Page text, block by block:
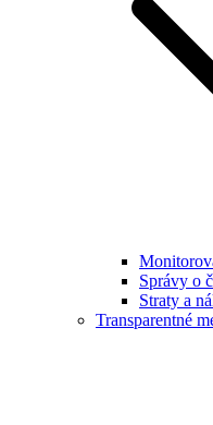
Správy o
Straty a
Transparentné